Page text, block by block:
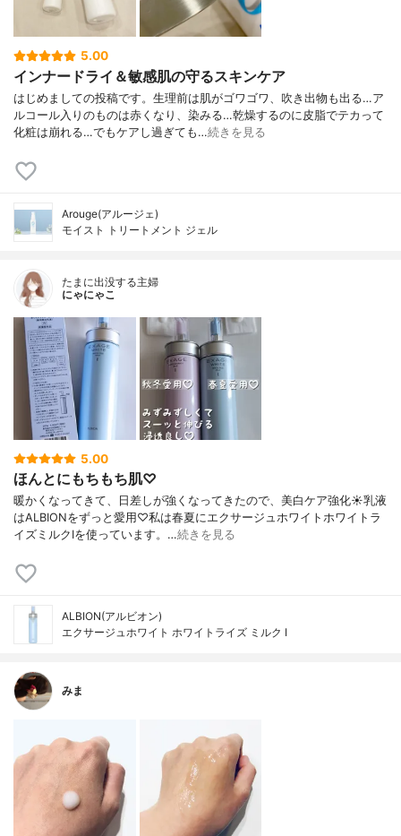
5.00
インナードライ＆敏感肌の守るスキンケア
はじめましての投稿です。生理前は肌がゴワゴワ、吹き出物も出る…ア
ルコール入りのものは赤くなり、染みる…乾燥するのに皮脂でテカって
化粧は崩れる…でもケアし過ぎても…続きを見る
Arouge(アルージェ)
モイスト トリートメント ジェル
たまに出没する主婦
にゃにゃこ
5.00
ほんとにもちもち肌♡
暖かくなってきて、日差しが強くなってきたので、美白ケア強化☀乳液
はALBIONをずっと愛用♡私は春夏にエクサージュホワイトホワイトラ
イズミルクⅠを使っています。…続きを見る
ALBION(アルビオン)
エクサージュホワイト ホワイトライズ ミルク Ⅰ
みま